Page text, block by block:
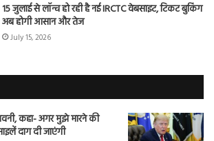
15 जुलाई से लॉन्च हो रही है नई IRCTC वेबसाइट, टिकट बुकिंग
अब होगी आसान और तेज
July 15, 2026
कहा- अगर मुझे मारने की
दाग दी जाएंगी